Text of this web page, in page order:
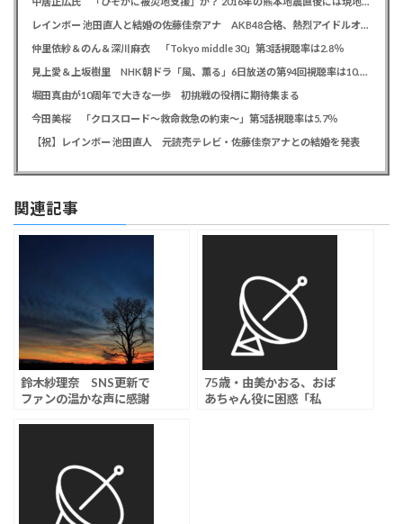
レインボー 池田直人と結婚の佐藤佳奈アナ AKB48合格、熱烈アイドルオタク「さかなちゃん」として人気に、7月末に読売テレビ退社
仲里依紗＆のん＆深川麻衣 「Tokyo middle 30」第3話視聴率は2.8％
見上愛＆上坂樹里 NHK朝ドラ「風、薫る」6日放送の第94回視聴率は10.4％
堀田真由が10周年で大きな一歩 初挑戦の役柄に期待集まる
今田美桜 「クロスロード～救命救急の約束～」第5話視聴率は5.7％
【祝】レインボー 池田直人 元読売テレビ・佐藤佳奈アナとの結婚を発表
関連記事
鈴木紗理奈 SNS更新で
ファンの温かな声に感謝
75歳・由美かおる、おば
あちゃん役に困惑「私